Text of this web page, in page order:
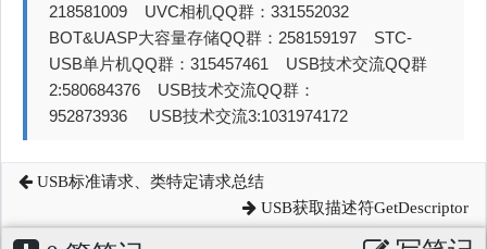
218581009 UVC相机QQ群：331552032
BOT&UASP大容量存储QQ群：258159197 STC-
USB单片机QQ群：315457461 USB技术交流QQ群
2:580684376 USB技术交流QQ群：
952873936 USB技术交流3:1031974172
USB标准请求、类特定请求总结
USB获取描述符GetDescriptor